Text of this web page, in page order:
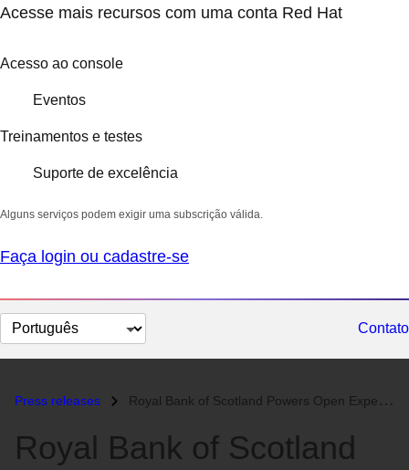
Acesse mais recursos com uma conta Red Hat
Acesso ao console
Eventos
Treinamentos e testes
Suporte de excelência
Alguns serviços podem exigir uma subscrição válida.
Faça login ou cadastre-se
Selecionar
idioma
Contato
Press releases Royal Bank of Scotland Powers Open Experience with Red Hat Mobile, Con...
Royal Bank of Scotland